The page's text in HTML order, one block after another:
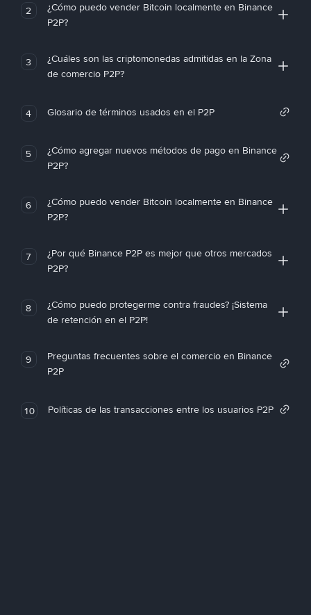
2
¿Cómo puedo vender Bitcoin localmente en Binance
P2P?
3
¿Cuáles son las criptomonedas admitidas en la Zona
de comercio P2P?
4 Glosario de términos usados en el P2P
5
¿Cómo agregar nuevos métodos de pago en Binance
P2P?
6
¿Cómo puedo vender Bitcoin localmente en Binance
P2P?
7
¿Por qué Binance P2P es mejor que otros mercados
P2P?
8
¿Cómo puedo protegerme contra fraudes? ¡Sistema
de retención en el P2P!
9
Preguntas frecuentes sobre el comercio en Binance
P2P
10 Políticas de las transacciones entre los usuarios P2P